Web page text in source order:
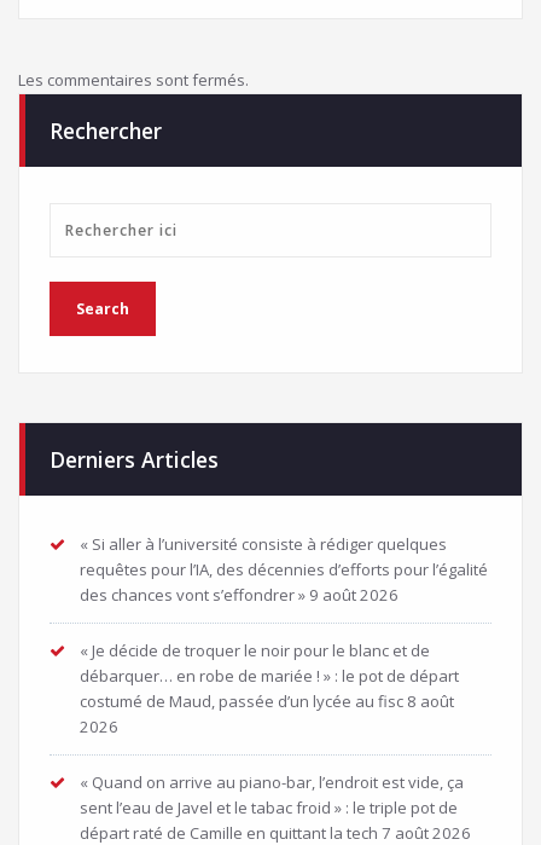
Les commentaires sont fermés.
Rechercher
Derniers Articles
« Si aller à l’université consiste à rédiger quelques
requêtes pour l’IA, des décennies d’efforts pour l’égalité
des chances vont s’effondrer » 9 août 2026
« Je décide de troquer le noir pour le blanc et de
débarquer… en robe de mariée ! » : le pot de départ
costumé de Maud, passée d’un lycée au fisc 8 août
2026
« Quand on arrive au piano-bar, l’endroit est vide, ça
sent l’eau de Javel et le tabac froid » : le triple pot de
départ raté de Camille en quittant la tech 7 août 2026